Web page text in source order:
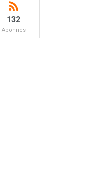
132
Abonnés